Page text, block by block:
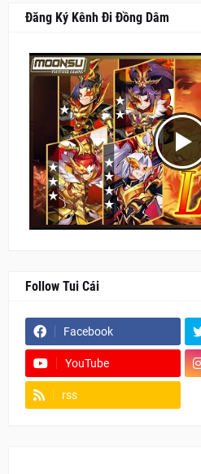
Đăng Ký Kênh Đi Đồng Dâm
Follow Tui Cái
Facebook
YouTube
rss